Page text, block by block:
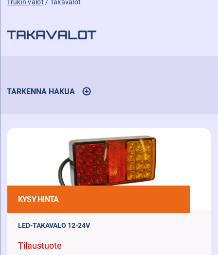
Trukin valot / Takavalot
TAKAVALOT
TARKENNA HAKUA
AVAA
KYSY HINTA
LED-TAKAVALO 12-24V
Tilaustuote